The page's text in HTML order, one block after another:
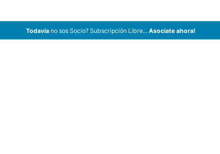
Todavíano sos Socio? Subscripción Libre... Asociate ahora!